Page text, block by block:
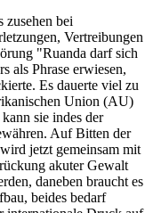
zusehen bei
Vertreibungen
"Ruanda darf sich
als Phrase erwiesen,
Es dauerte viel zu
Union (AU)
sie indes der
Auf Bitten der
jetzt gemeinsam mit
akuter Gewalt
daneben braucht es
beides bedarf